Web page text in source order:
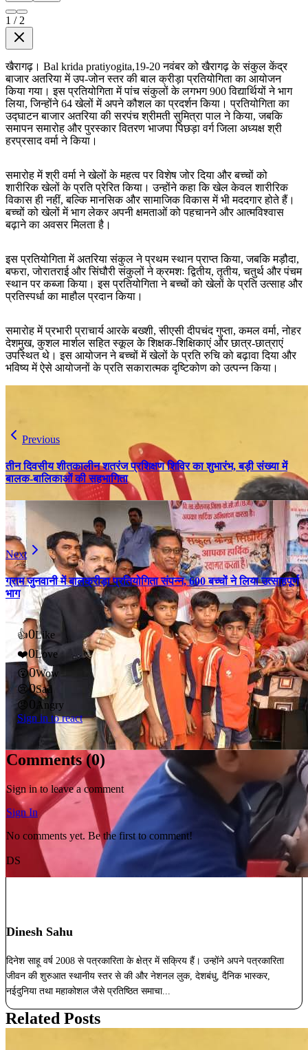
1 / 2
खैरागढ़। Bal krida pratiyogita,19-20 नवंबर को खैरागढ़ के संकुल केंद्र
बाजार अतरिया में उप-जोन स्तर की बाल क्रीड़ा प्रतियोगिता का आयोजन
किया गया। इस प्रतियोगिता में पांच संकुलों के लगभग 900 विद्यार्थियों ने भाग
लिया, जिन्होंने 64 खेलों में अपने कौशल का प्रदर्शन किया। प्रतियोगिता का
उद्घाटन बाजार अतरिया की सरपंच श्रीमती सुमित्रा पाल ने किया, जबकि
समापन समारोह और पुरस्कार वितरण भाजपा पिछड़ा वर्ग जिला अध्यक्ष श्री
हरप्रसाद वर्मा ने किया।
समारोह में श्री वर्मा ने खेलों के महत्व पर विशेष जोर दिया और बच्चों को
शारीरिक खेलों के प्रति प्रेरित किया। उन्होंने कहा कि खेल केवल शारीरिक
विकास ही नहीं, बल्कि मानसिक और सामाजिक विकास में भी मददगार होते हैं।
बच्चों को खेलों में भाग लेकर अपनी क्षमताओं को पहचानने और आत्मविश्वास
बढ़ाने का अवसर मिलता है।
इस प्रतियोगिता में अतरिया संकुल ने प्रथम स्थान प्राप्त किया, जबकि मड़ौदा,
बफरा, जोरातराई और सिंघौरी संकुलों ने क्रमशः द्वितीय, तृतीय, चतुर्थ और पंचम
स्थान पर कब्जा किया। इस प्रतियोगिता ने बच्चों को खेलों के प्रति उत्साह और
प्रतिस्पर्धा का माहौल प्रदान किया।
समारोह में प्रभारी प्राचार्य आरके बख्शी, सीएसी दीपचंद गुप्ता, कमल वर्मा, नोहर
देशमुख, कुशल मार्शल सहित स्कूल के शिक्षक-शिक्षिकाएं और छात्र-छात्राएं
उपस्थित थे। इस आयोजन ने बच्चों में खेलों के प्रति रुचि को बढ़ावा दिया और
भविष्य में ऐसे आयोजनों के प्रति सकारात्मक दृष्टिकोण को उत्पन्न किया।
Previous
तीन दिवसीय शीतकालीन शतरंज प्रशिक्षण शिविर का शुभारंभ, बड़ी संख्या में
बालक-बालिकाओं की सहभागिता
Next
ग्राम जुनवानी में बालक्रीड़ा प्रतियोगिता संपन्न, 600 बच्चों ने लिया उत्साहपूर्ण
भाग
👍0Like
❤️0Love
😮0Wow
😢0Sad
😠 0 Angry
Sign in to react
Comments (0)
Sign in to leave a comment
Sign In
No comments yet. Be the first to comment!
DS
Dinesh Sahu
दिनेश साहू वर्ष 2008 से पत्रकारिता के क्षेत्र में सक्रिय हैं। उन्होंने अपने पत्रकारिता
जीवन की शुरुआत स्थानीय स्तर से की और नेशनल लुक, देशबंधु, दैनिक भास्कर,
नईदुनिया तथा महाकोशल जैसे प्रतिष्ठित समाचा...
Related Posts